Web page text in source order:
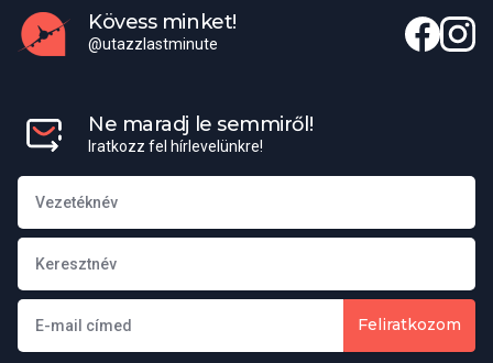
választható díjszabásban
Budapesti repülőtéri parkolás (Airport Hotel, VIP Parkoló,
Vecsés: ingyenes transzferrel az A-B terminálokhoz).
Csomagszállítás
Minden utasunk (2-99 éves kor között)számára a következő
poggyász szállítását biztosítjuk:
Egy darab kézipoggyász, mely nem nagyobb, mint
Egy darab feladott poggyász, melyek súlya nem lehet több,
mint 20kg
Olyan árucikkek, amelyeket a repülőtéri ajándékboltban a
Kövess minket!
@utazzlastminute
Ne maradj le semmiről!
Iratkozz fel hírlevelünkre!
Feliratkozom